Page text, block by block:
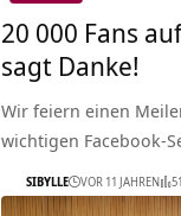
20 000 Fans
sagt Danke!
Wir feiern einen
wichtigen Facebook-
SIBYLLE VOR 11 JAHREN